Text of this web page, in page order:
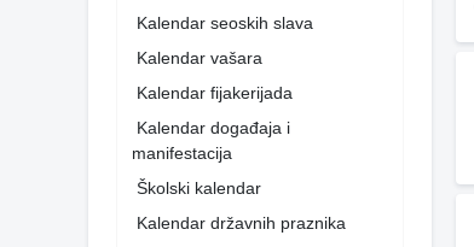
Kalendar seoskih slava
Kalendar vašara
Kalendar fijakerijada
Kalendar događaja i
manifestacija
Školski kalendar
Kalendar državnih praznika